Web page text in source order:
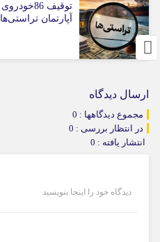
آپارتمان تراستی‌ها
ارسال دیدگاه
مجموع دیدگاهها : 0
در انتظار بررسی : 0
انتشار یافته : 0
دیدگاه خود را اینجا بنویسید